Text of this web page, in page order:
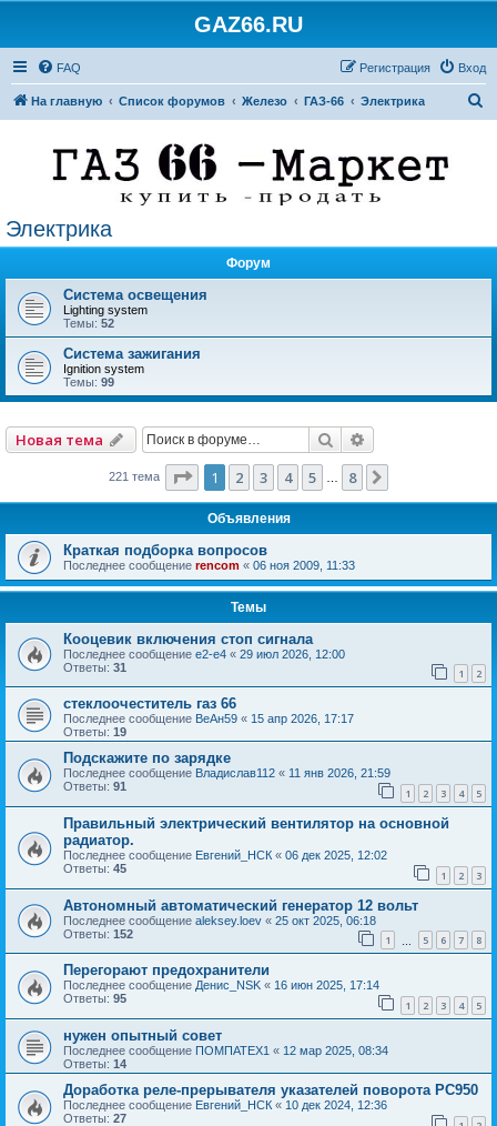
GAZ66.RU
FAQ Вход
Регистрация
На главную Список форумов Железо ГАЗ-66 Электрика
Электрика
Форум
Система освещения
Lighting system
Темы: 52
Система зажигания
Ignition system
Темы: 99
Новая тема Поиск
221 тема Страница из 8
1 2 3 4 5 8
Объявления
Краткая подборка вопросов
Последнее сообщение rencom « 06 ноя 2009, 11:33
Темы
Кооцевик включения стоп сигнала
Последнее сообщение e2-e4 « 29 июл 2026, 12:00
Ответы: 31 1 2
стеклоочеститель газ 66
Последнее сообщение ВеАн59 « 15 апр 2026, 17:17
Ответы: 19
Подскажите по зарядке
Последнее сообщение Владислав112 « 11 янв 2026, 21:59
Ответы: 91 1 2 3 4 5
Правильный электрический вентилятор на основной
радиатор.
Последнее сообщение Евгений_НСК « 06 дек 2025, 12:02
Ответы: 45 1 2 3
Автономный автоматический генератор 12 вольт
Последнее сообщение aleksey.loev « 25 окт 2025, 06:18
Ответы: 152 1 5 6 7 8
Перегорают предохранители
Последнее сообщение Денис_NSK « 16 июн 2025, 17:14
Ответы: 95 1 2 3 4 5
нужен опытный совет
Последнее сообщение ПОМПАТЕХ1 « 12 мар 2025, 08:34
Ответы: 14
Доработка реле-прерывателя указателей поворота РС950
Последнее сообщение Евгений_НСК « 10 дек 2024, 12:36
Ответы: 27